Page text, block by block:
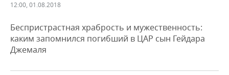
ДЕКЛАРАЦИИ О ДОХОДАХ
КОРОЛИ ГОСЗАКАЗА ПФО
ВУЗЫ ТАТАРСТАНА
НОВОСТИ ЭКОНОМИКИ
ФИНАНСЫ
БАНКИ
ПРОМЫШЛЕННОСТЬ
НОВОСТИ
ПРОМЫШЛЕННОСТИ
НЕДВИЖИМОСТЬ
НОВОСТИ НЕДВИЖИМОСТИ
АВТО
12:00, 01.08.2018
Беспристрастная храбрость и мужественность:
каким запомнился погибший в ЦАР сын Гейдара
Джемаля